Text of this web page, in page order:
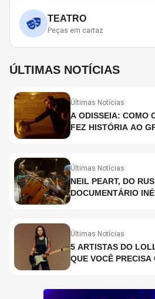
TEATRO
Peças em cartaz
ÚLTIMAS NOTÍCIAS
Últimas Notícias
A ODISSEIA: COMO
FEZ HISTÓRIA AO
Últimas Notícias
NEIL PEART, DO
DOCUMENTÁRIO
Últimas Notícias
5 ARTISTAS DO
QUE VOCÊ PRECISA